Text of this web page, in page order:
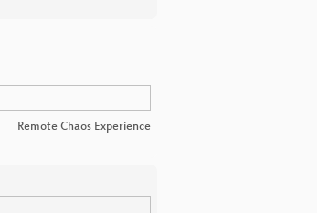
Remote Chaos Experience